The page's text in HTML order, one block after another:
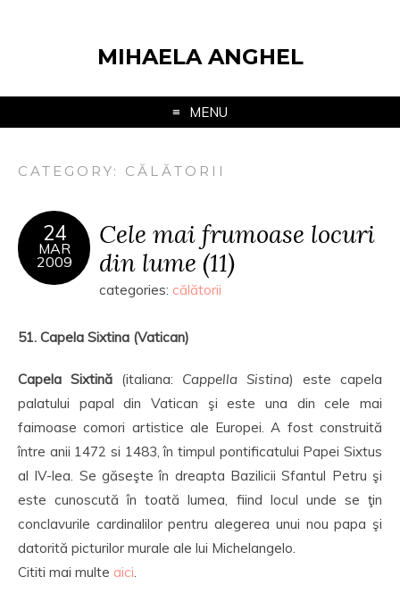
MIHAELA ANGHEL
MENU
CATEGORY: CĂLĂTORII
24
MAR
2009
Cele mai frumoase locuri
din lume (11)
categories: călătorii
51. Capela Sixtina (Vatican)
Capela Sixtină (italiana: Cappella Sistina) este capela
palatului papal din Vatican şi este una din cele mai
faimoase comori artistice ale Europei. A fost construită
între anii 1472 si 1483, în timpul pontificatului Papei Sixtus
al IV-lea. Se găseşte în dreapta Bazilicii Sfantul Petru şi
este cunoscută în toată lumea, fiind locul unde se ţin
conclavurile cardinalilor pentru alegerea unui nou papa şi
datorită picturilor murale ale lui Michelangelo.
Cititi mai multe aici.